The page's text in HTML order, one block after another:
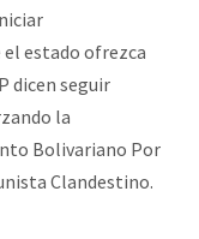
el estado ofrezca
dicen seguir
la
Bolivariano Por
Clandestino.